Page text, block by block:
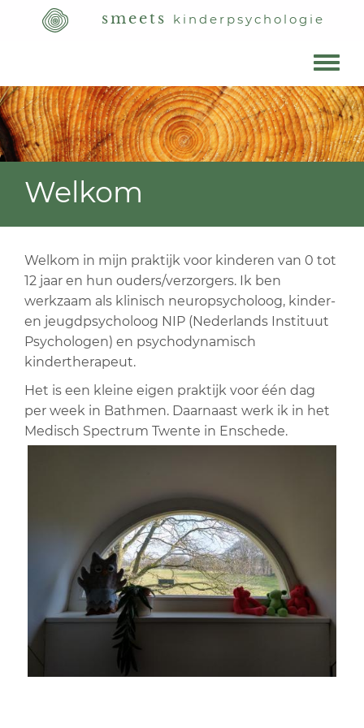
Overslaan
inhoud
gaan
smeets kinderpsychologie
Toggle
menu
Welkom
Welkom in mijn praktijk voor kinderen van 0 tot
12 jaar en hun ouders/verzorgers. Ik ben
werkzaam als klinisch neuropsycholoog, kinder-
en jeugdpsycholoog NIP (Nederlands Instituut
Psychologen) en psychodynamisch
kindertherapeut.
Het is een kleine eigen praktijk voor één dag
per week in Bathmen. Daarnaast werk ik in het
Medisch Spectrum Twente in Enschede.